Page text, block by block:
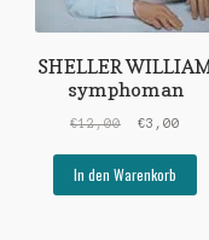
SHELLER
symphoman
€12,00
war:
€3,00
In den Warenkorb